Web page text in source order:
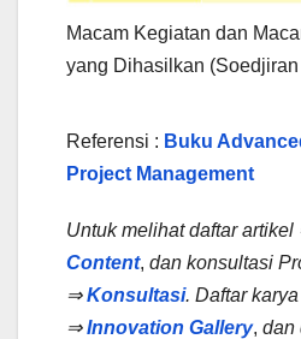
Macam Kegiatan dan
yang Dihasilkan
Referensi : Buku
Project Management
Untuk melihat daftar
Content, dan konsultasi
⇒Konsultasi. Daftar
⇒Innovation Gallery, dan